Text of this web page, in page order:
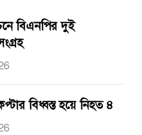
বিএনপির দুই
বিধ্বস্ত হয়ে নিহত ৪